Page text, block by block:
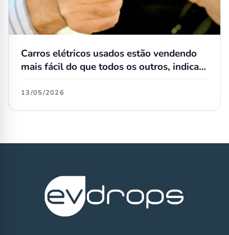
Carros elétricos usados estão vendendo
mais fácil do que todos os outros, indica
13/05/2026